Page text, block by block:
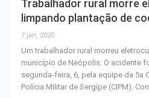
Trabalhador rural morre
limpando plantação de
7 jan, 2020
Um trabalhador rural morreu
município de Neópolis. O acidente
segunda-feira, 6, pela equipe da 5a
Polícia Militar de Sergipe (CIPM).